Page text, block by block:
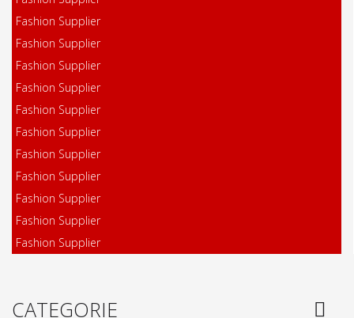
Fashion Supplier
Fashion Supplier
Fashion Supplier
Fashion Supplier
Fashion Supplier
Fashion Supplier
Fashion Supplier
Fashion Supplier
Fashion Supplier
Fashion Supplier
Fashion Supplier
CATEGORIE